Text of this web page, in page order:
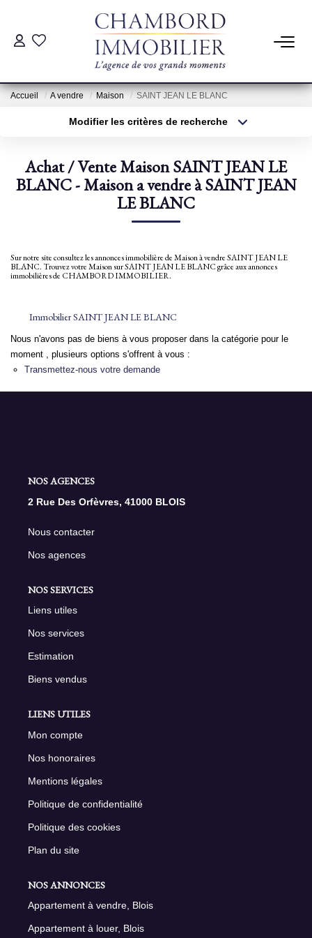
ACHAT
Pré-Estimation
Estimation Par Un Professionnel
GESTION
NOS AGENCES
Accueil A vendre Maison SAINT JEAN LE BLANC
Modifier les critères de recherche
Sélectionnez...
Type de bien
Surface min
Achat / Vente Maison SAINT JEAN LE
BLANC - Maison a vendre à SAINT JEAN
LE BLANC
Sur notre site consultez les annonces immobilière de Maison à vendre SAINT JEAN LE
BLANC. Trouvez votre Maison sur SAINT JEAN LE BLANC grâce aux annonces
immobilières de CHAMBORD IMMOBILIER.
Immobilier SAINT JEAN LE BLANC
Nous n'avons pas de biens à vous proposer dans la catégorie pour le
moment , plusieurs options s'offrent à vous :
Transmettez-nous votre demande
NOS AGENCES
2 Rue Des Orfèvres, 41000 BLOIS
Nous contacter
Nos agences
NOS SERVICES
Liens utiles
Nos services
Estimation
Biens vendus
LIENS UTILES
Mon compte
Nos honoraires
Mentions légales
Politique de confidentialité
Politique des cookies
Plan du site
NOS ANNONCES
Appartement à vendre, Blois
Appartement à louer, Blois